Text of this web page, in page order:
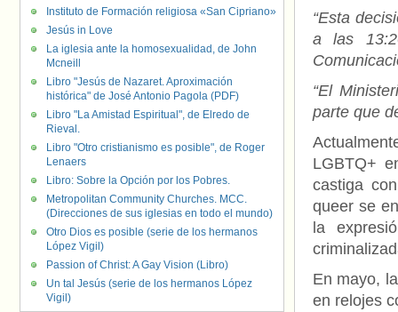
“Esta
a las
“El
parte que
LGBTQ+
castiga
queer se
la
En mayo,
en relojes
Instituto de Formación religiosa «San Cipriano»
Jesús in Love
La iglesia ante la homosexualidad, de John
Mcneill
Libro "Jesús de Nazaret. Aproximación
histórica" de José Antonio Pagola (PDF)
Libro "La Amistad Espiritual", de Elredo de
Rieval.
Libro "Otro cristianismo es posible", de Roger
Lenaers
Libro: Sobre la Opción por los Pobres.
Metropolitan Community Churches. MCC.
(Direcciones de sus iglesias en todo el mundo)
Otro Dios es posible (serie de los hermanos
López Vigil)
Passion of Christ: A Gay Vision (Libro)
Un tal Jesús (serie de los hermanos López
Vigil)